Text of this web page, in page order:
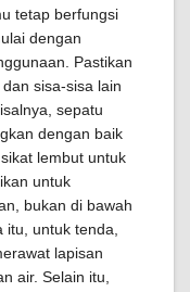
tetap berfungsi
dengan
Pastikan
sisa-sisa lain
sepatu
dengan baik
lembut untuk
untuk
bukan di bawah
untuk tenda,
lapisan
air. Selain itu,